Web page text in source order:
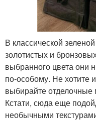
В классической
золотистых и
выбранного цвета они
по-особому. Не хотите
выбирайте отделочные
Кстати, сюда еще
необычными